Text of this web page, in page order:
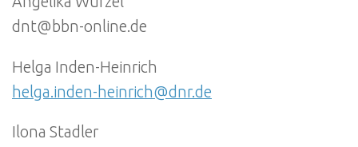
dnt@bbn-online.de
Helga Inden-Heinrich
helga.inden-heinrich@dnr.de
Ilona Stadler